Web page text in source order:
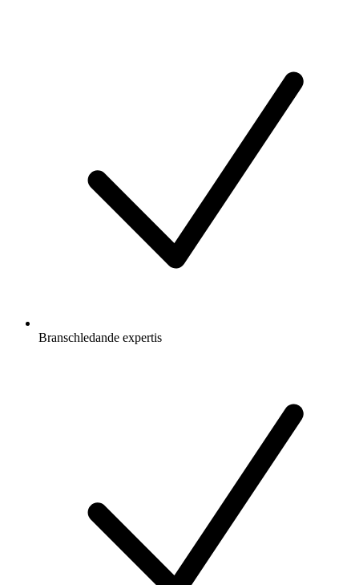
Branschledande expertis